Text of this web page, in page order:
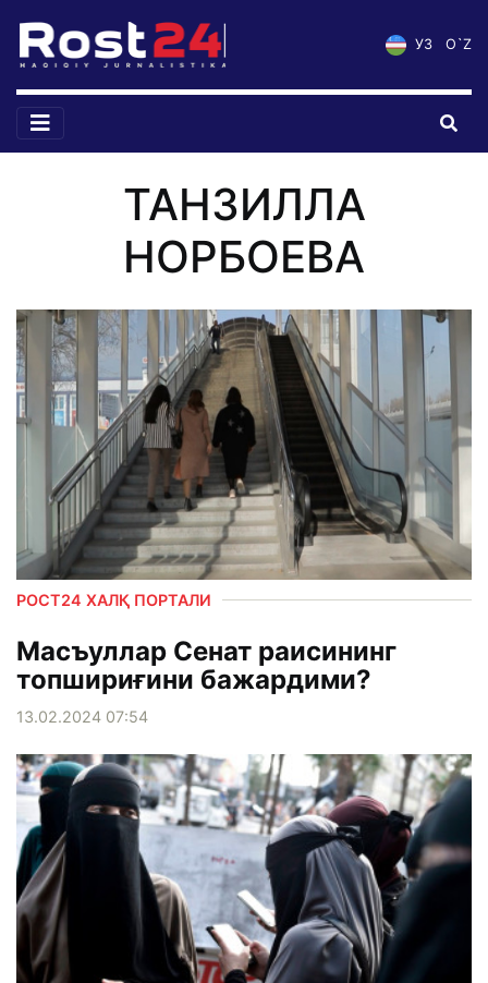
УЗ O`Z
ТАНЗИЛЛА
НОРБОЕВА
РОСТ24 ХАЛҚ ПОРТАЛИ
Масъуллар Сенат раисининг
топшириғини бажардими?
13.02.2024 07:54